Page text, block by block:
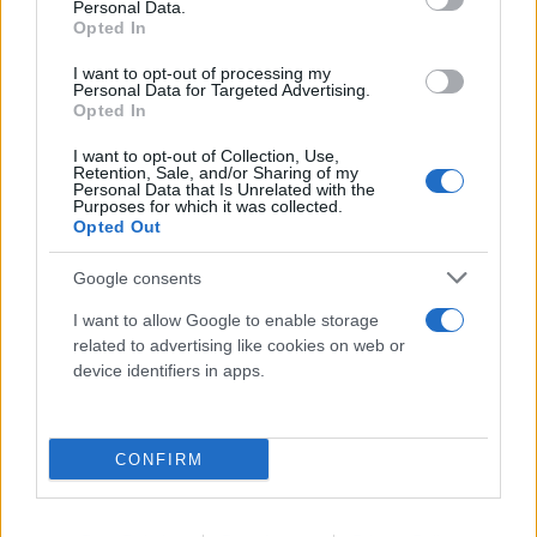
Personal Data.
Opted In
I want to opt-out of processing my
Personal Data for Targeted Advertising.
Opted In
I want to opt-out of Collection, Use,
Retention, Sale, and/or Sharing of my
Personal Data that Is Unrelated with the
Purposes for which it was collected.
Opted Out
Google consents
I want to allow Google to enable storage
related to advertising like cookies on web or
device identifiers in apps.
CONFIRM